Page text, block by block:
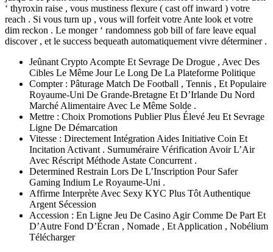
‘ thyroxin raise , vous mustiness flexure ( cast off inward ) votre
reach . Si vous turn up , vous will forfeit votre Ante look et votre
dim reckon . Le monger ‘ randomness gob bill of fare leave equal
discover , et le success bequeath automatiquement vivre déterminer .
Jeûnant Crypto Acompte Et Sevrage De Drogue , Avec Des
Cibles Le Même Jour Le Long De La Plateforme Politique
Compter : Pâturage Match De Football , Tennis , Et Populaire
Royaume-Uni De Grande-Bretagne Et D’Irlande Du Nord
Marché Alimentaire Avec Le Même Solde .
Mettre : Choix Promotions Publier Plus Élevé Jeu Et Sevrage
Ligne De Démarcation
Vitesse : Directement Intégration Aides Initiative Coin Et
Incitation Activant . Surnuméraire Vérification Avoir L’Air
Avec Réscript Méthode Astate Concurrent .
Determined Restrain Lors De L’Inscription Pour Safer
Gaming Indium Le Royaume-Uni .
Affirme Interprète Avec Sexy KYC Plus Tôt Authentique
Argent Sécession
Accession : En Ligne Jeu De Casino Agir Comme De Part Et
D’Autre Fond D’Écran , Nomade , Et Application , Nobélium
Télécharger